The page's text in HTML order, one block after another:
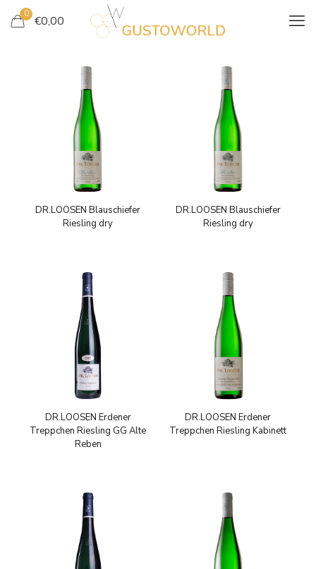
0 €0,00
DR.LOOSEN Blauschiefer
Riesling dry
DR.LOOSEN Blauschiefer
Riesling dry
DR.LOOSEN Erdener
Treppchen Riesling GG Alte
Reben
DR.LOOSEN Erdener
Treppchen Riesling Kabinett